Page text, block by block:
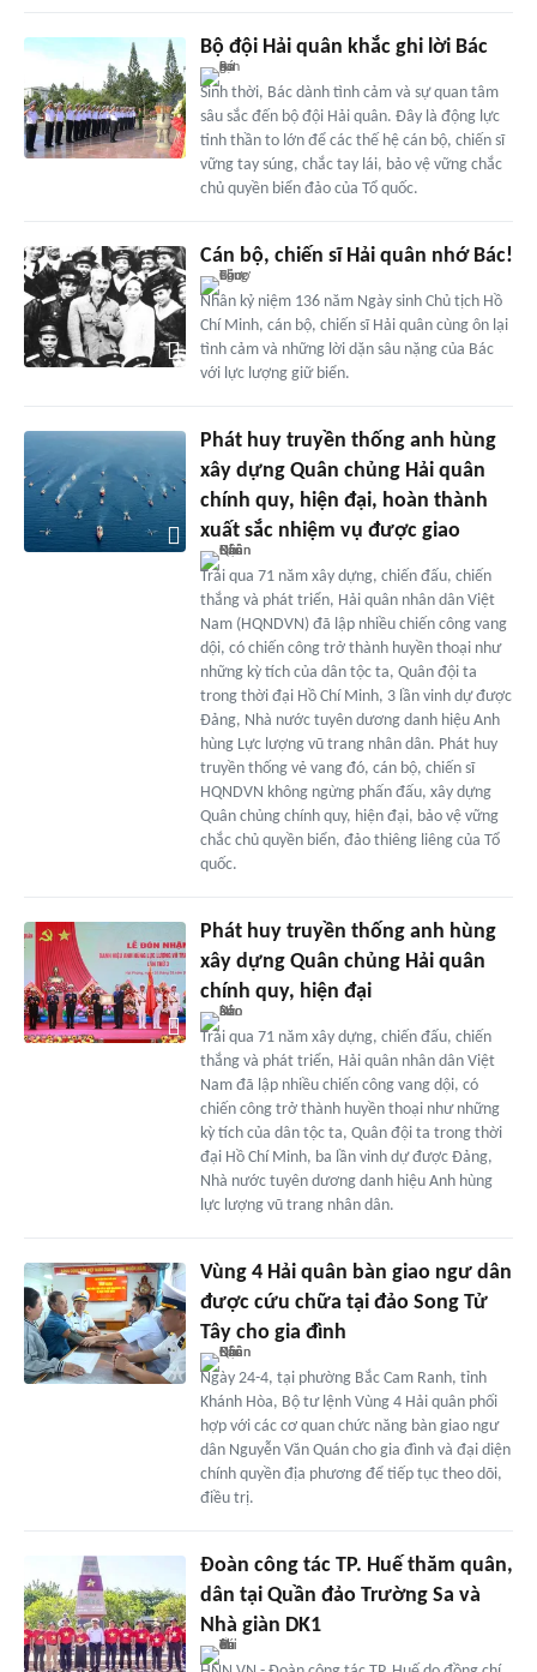
Bộ đội Hải quân khắc ghi lời Bác
Sinh thời, Bác dành tình cảm và sự quan tâm
sâu sắc đến bộ đội Hải quân. Đây là động lực
tinh thần to lớn để các thế hệ cán bộ, chiến sĩ
vững tay súng, chắc tay lái, bảo vệ vững chắc
chủ quyền biển đảo của Tổ quốc.
Cán bộ, chiến sĩ Hải quân nhớ Bác!
Nhân kỷ niệm 136 năm Ngày sinh Chủ tịch Hồ
Chí Minh, cán bộ, chiến sĩ Hải quân cùng ôn lại
tình cảm và những lời dặn sâu nặng của Bác
với lực lượng giữ biển.
Phát huy truyền thống anh hùng
xây dựng Quân chủng Hải quân
chính quy, hiện đại, hoàn thành
xuất sắc nhiệm vụ được giao
Trải qua 71 năm xây dựng, chiến đấu, chiến
thắng và phát triển, Hải quân nhân dân Việt
Nam (HQNDVN) đã lập nhiều chiến công vang
dội, có chiến công trở thành huyền thoại như
những kỳ tích của dân tộc ta, Quân đội ta
trong thời đại Hồ Chí Minh, 3 lần vinh dự được
Đảng, Nhà nước tuyên dương danh hiệu Anh
hùng Lực lượng vũ trang nhân dân. Phát huy
truyền thống vẻ vang đó, cán bộ, chiến sĩ
HQNDVN không ngừng phấn đấu, xây dựng
Quân chủng chính quy, hiện đại, bảo vệ vững
chắc chủ quyền biển, đảo thiêng liêng của Tổ
quốc.
Phát huy truyền thống anh hùng
xây dựng Quân chủng Hải quân
chính quy, hiện đại
Trải qua 71 năm xây dựng, chiến đấu, chiến
thắng và phát triển, Hải quân nhân dân Việt
Nam đã lập nhiều chiến công vang dội, có
chiến công trở thành huyền thoại như những
kỳ tích của dân tộc ta, Quân đội ta trong thời
đại Hồ Chí Minh, ba lần vinh dự được Đảng,
Nhà nước tuyên dương danh hiệu Anh hùng
lực lượng vũ trang nhân dân.
Vùng 4 Hải quân bàn giao ngư dân
được cứu chữa tại đảo Song Tử
Tây cho gia đình
Ngày 24-4, tại phường Bắc Cam Ranh, tỉnh
Khánh Hòa, Bộ tư lệnh Vùng 4 Hải quân phối
hợp với các cơ quan chức năng bàn giao ngư
dân Nguyễn Văn Quán cho gia đình và đại diện
chính quyền địa phương để tiếp tục theo dõi,
điều trị.
Đoàn công tác TP. Huế thăm quân,
dân tại Quần đảo Trường Sa và
Nhà giàn DK1